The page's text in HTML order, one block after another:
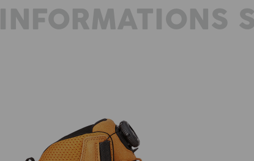
INFORMATIONS